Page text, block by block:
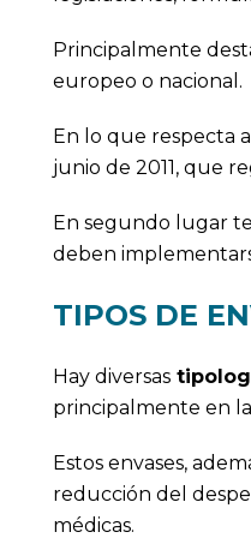
Principalmente
europeo o nacional.
En lo que respecta
junio de 2011, que
En segundo lugar
deben
TIPOS DE
Hay diversas
principalmente en
Estos envases,
reducción del
médicas.